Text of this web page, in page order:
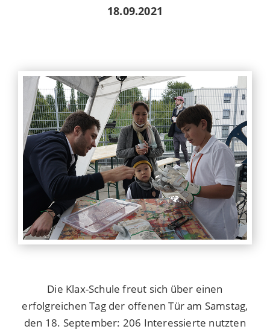
18.09.2021
Die Klax-Schule freut sich über einen
erfolgreichen Tag der offenen Tür am Samstag,
den 18. September: 206 Interessierte nutzten